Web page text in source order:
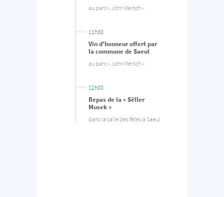
au parc « John Mersch »
11h30
Vin d'honneur offert par
la commune de Saeul
au parc « John Mersch »
12h00
Repas de la « Sëller
Musek »
dans la salle des fêtes à Saeul